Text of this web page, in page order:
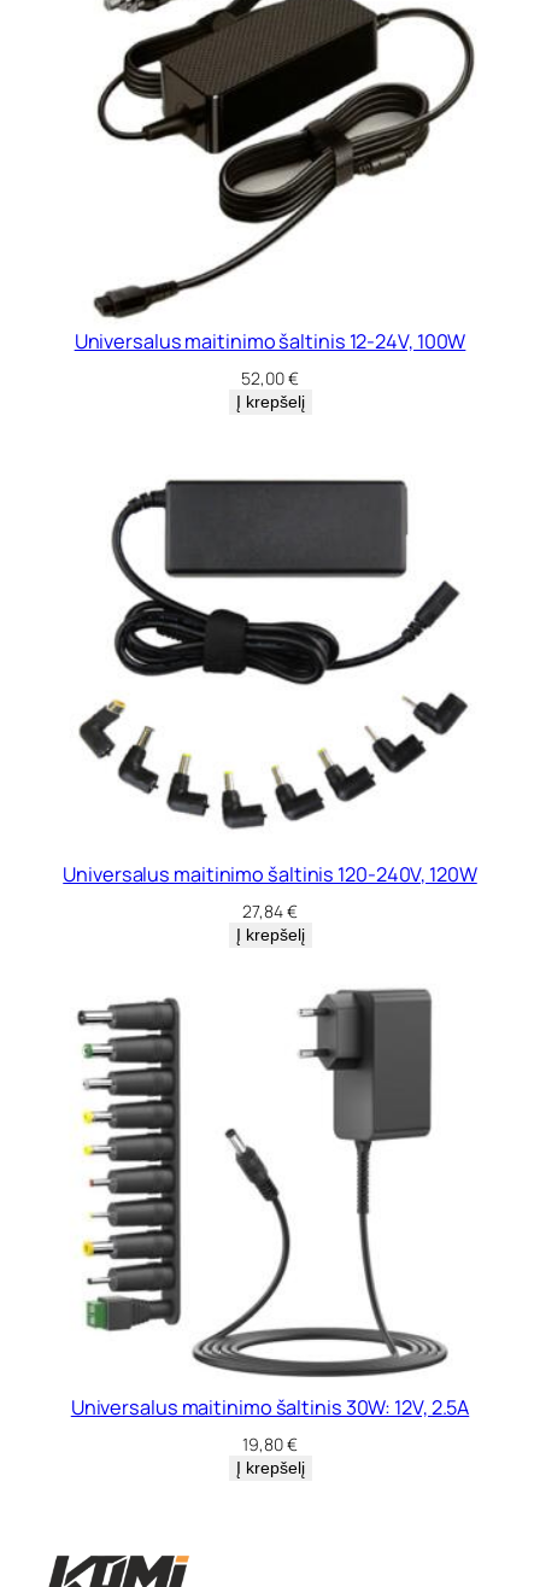
Universalus maitinimo šaltinis 12-24V, 100W
52,00€
Į krepšelį
Universalus maitinimo šaltinis 120-240V, 120W
27,84€
Į krepšelį
Universalus maitinimo šaltinis 30W: 12V, 2.5A
19,80€
Į krepšelį